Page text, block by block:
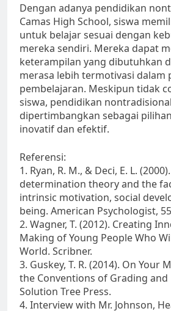
Dengan adanya pendidikan
Camas High School, siswa
untuk belajar sesuai dengan
mereka sendiri. Mereka dapat
keterampilan yang dibutuhkan
merasa lebih termotivasi dalam
pembelajaran. Meskipun tidak
siswa, pendidikan
dipertimbangkan sebagai
inovatif dan efektif.
Referensi:
1. Ryan, R. M., & Deci, E. L.
determination theory and the
intrinsic motivation, social
being. American Psychologist,
2. Wagner, T. (2012). Creating
Making of Young People Who
World. Scribner.
3. Guskey, T. R. (2014). On Your
the Conventions of Grading and
Solution Tree Press.
4. Interview with Mr. Johnson,